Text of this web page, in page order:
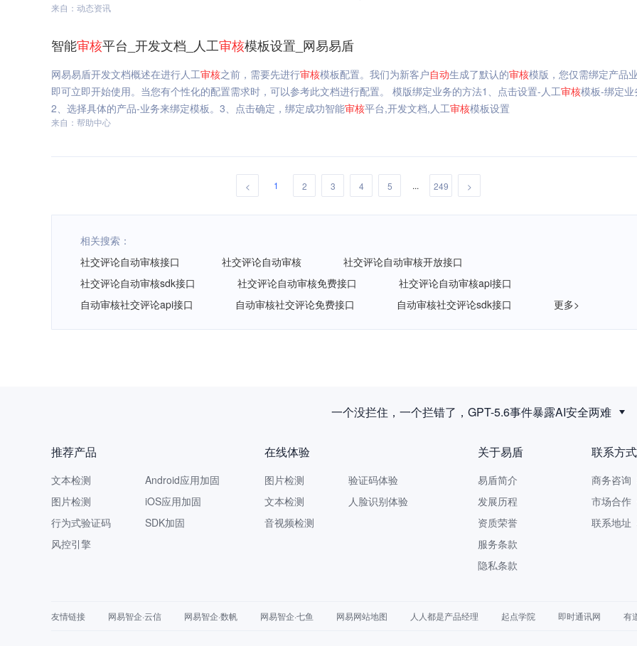
来自：动态资讯
智能审核平台_开发文档_人工审核模板设置_网易易盾
网易易盾开发文档概述在进行人工审核之前，需要先进行审核模板配置。我们为新客户自动生成了默认的审核模版，您仅需绑定产品
即可立即开始使用。当您有个性化的配置需求时，可以参考此文档进行配置。 模版绑定业务的方法1、点击设置-人工审核模板-绑定业
2、选择具体的产品-业务来绑定模板。3、点击确定，绑定成功智能审核平台,开发文档,人工审核模板设置
来自：帮助中心
< 1 2 3 4 5 ... 249 >
相关搜索：
社交评论自动审核接口
社交评论自动审核
社交评论自动审核开放接口
社交评论自动审核sdk接口
社交评论自动审核免费接口
社交评论自动审核api接口
自动审核社交评论api接口
自动审核社交评论免费接口 自动审核社交评论sdk接口 更多>
一个没拦住，一个拦错了，GPT-5.6事件暴露AI安全两难
推荐产品
文本检测
图片检测
行为式验证码
风控引擎
Android应用加固
iOS应用加固
SDK加固
在线体验
图片检测
文本检测
音视频检测
验证码体验
人脸识别体验
关于易盾
易盾简介
发展历程
资质荣誉
服务条款
隐私条款
联系方式
商务咨询
市场合作
联系地址
友情链接 网易智企·云信 网易智企·数帆 网易智企·七鱼 网易网站地图 人人都是产品经理 起点学院 即时通讯网 有